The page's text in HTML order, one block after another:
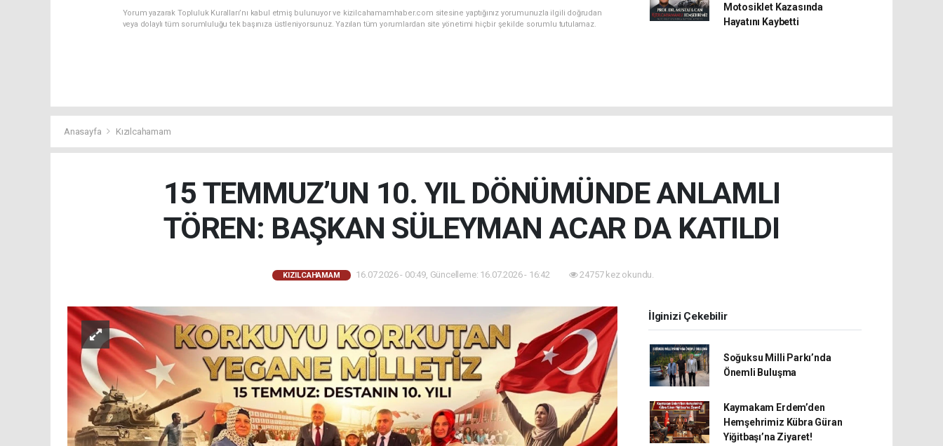
Yorum yazarak Topluluk Kuralları’nı kabul etmiş bulunuyor ve kizilcahamamhaber.com sitesine yaptığınız yorumunuzla ilgili doğrudan
veya dolaylı tüm sorumluluğu tek başınıza üstleniyorsunuz. Yazılan tüm yorumlardan site yönetimi hiçbir şekilde sorumlu tutulamaz.
Motosiklet Kazasında
Hayatını Kaybetti
Anasayfa Kızılcahamam
15 TEMMUZ’UN 10. YIL DÖNÜMÜNDE ANLAMLI
TÖREN: BAŞKAN SÜLEYMAN ACAR DA KATILDI
KIZILCAHAMAM 16.07.2026 - 00:49, Güncelleme: 16.07.2026 - 16:42 24757 kez okundu.
İlginizi Çekebilir
Soğuksu Milli Parkı’nda
Önemli Buluşma
Kaymakam Erdem’den
Hemşehrimiz Kübra Güran
Yiğitbaşı’na Ziyaret!